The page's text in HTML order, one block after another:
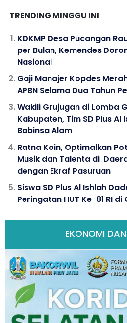
TRENDING MINGGU INI
KDKMP Desa Pucangan
per Bulan, Kemendes
Nasional
Gaji Manajer Kopdes
APBN Selama Dua Tahun
Wakili Grujugan di Lomba
Kabupaten, Tim SD Plus Al
Babinsa Alam
Ratna Koin, Optimalkan
Musik dan Talenta di
dengan Ekraf Pasuruan
Siswa SD Plus Al Ishlah
Peringatan HUT Ke-81 RI di
EKONOMI